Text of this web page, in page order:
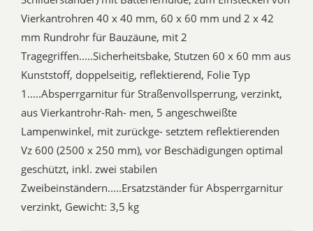
Vierkantrohren 40 x 40 mm, 60 x 60 mm und 2 x 42
mm Rundrohr für Bauzäune, mit 2
Tragegriffen.....Sicherheitsbake, Stutzen 60 x 60 mm aus
Kunststoff, doppelseitig, reflektierend, Folie Typ
1.....Absperrgarnitur für Straßenvollsperrung, verzinkt,
aus Vierkantrohr-Rah- men, 5 angeschweißte
Lampenwinkel, mit zurückge- setztem reflektierenden
Vz 600 (2500 x 250 mm), vor Beschädigungen optimal
geschützt, inkl. zwei stabilen
Zweibeinständern.....Ersatzständer für Absperrgarnitur
verzinkt, Gewicht: 3,5 kg